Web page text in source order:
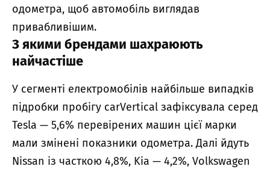
одометра, щоб автомобіль виглядав
привабливішим.
З якими брендами шахраюють
найчастіше
У сегменті електромобілів найбільше випадків
підробки пробігу carVertical зафіксувала серед
Tesla — 5,6% перевірених машин цієї марки
мали змінені показники одометра. Далі йдуть
Nissan із часткою 4,8%, Kia — 4,2%, Volkswagen